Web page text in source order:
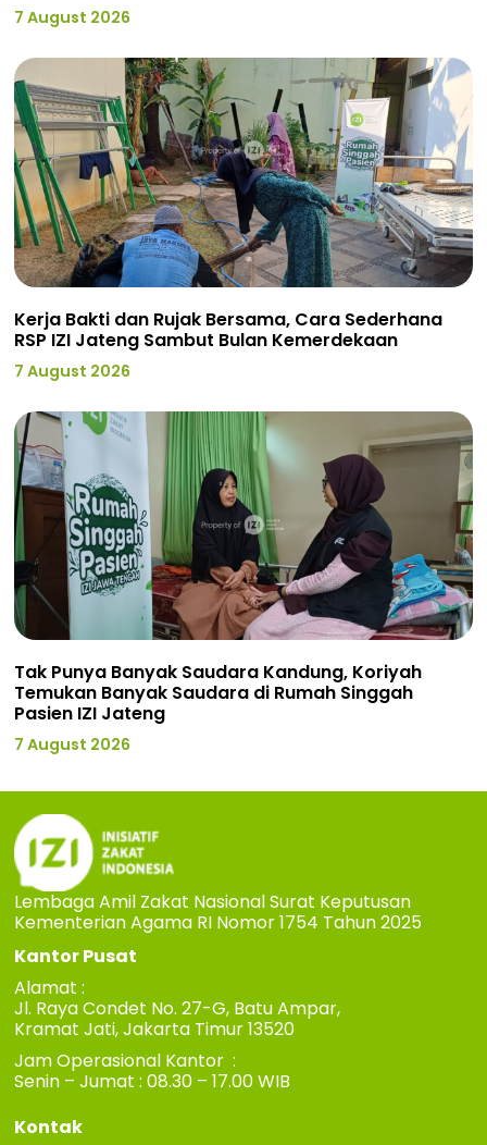
7 August 2026
Kerja Bakti dan Rujak Bersama, Cara Sederhana
RSP IZI Jateng Sambut Bulan Kemerdekaan
7 August 2026
Tak Punya Banyak Saudara Kandung, Koriyah
Temukan Banyak Saudara di Rumah Singgah
Pasien IZI Jateng
7 August 2026
Lembaga Amil Zakat Nasional Surat Keputusan
Kementerian Agama RI Nomor 1754 Tahun 2025
Kantor Pusat
Alamat :
Jl. Raya Condet No. 27-G, Batu Ampar,
Kramat Jati, Jakarta Timur 13520
Jam Operasional Kantor :
Senin – Jumat : 08.30 – 17.00 WIB
Kontak